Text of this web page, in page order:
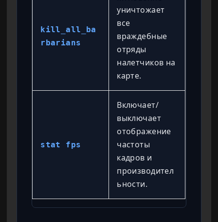
kill_all_ba
rbarians
уничтожает
все
враждебные
отряды
налетчиков на
карте.
stat fps
Включает/
выключает
отображение
частоты
кадров и
производител
ьности.